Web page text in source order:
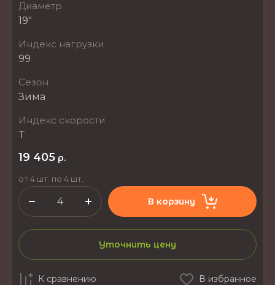
Диаметр
19"
Индекс нагрузки
99
Сезон
Зима
Индекс скорости
T
19 405 р.
от 4 шт. по 4 шт.
В корзину
Уточнить цену
К сравнению В избранное